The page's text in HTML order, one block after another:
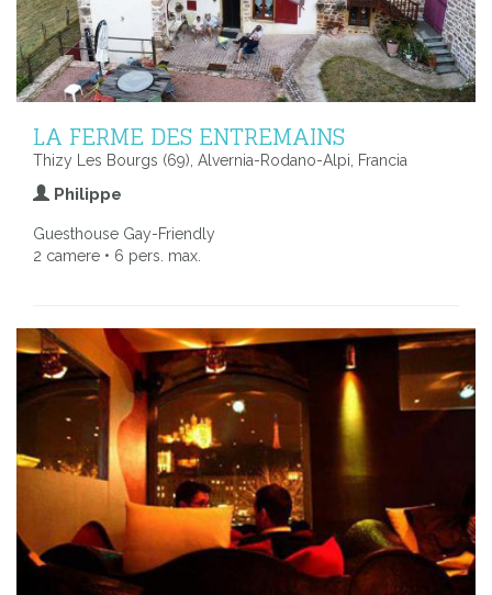
LA FERME DES ENTREMAINS
Thizy Les Bourgs (69), Alvernia-Rodano-Alpi, Francia
Philippe
Guesthouse Gay-Friendly
2 camere • 6 pers. max.